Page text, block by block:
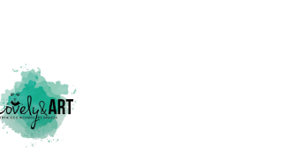
Estrellas
Cantidad